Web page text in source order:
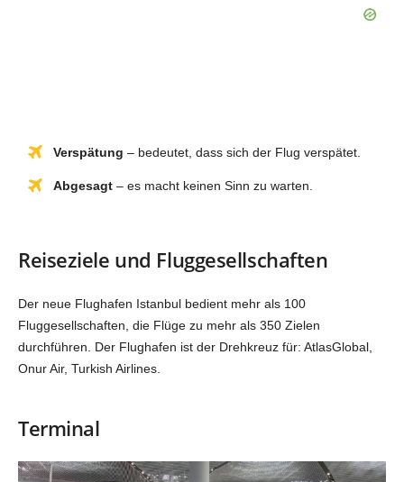
Verspätung – bedeutet, dass sich der Flug verspätet.
Abgesagt – es macht keinen Sinn zu warten.
Reiseziele und Fluggesellschaften
Der neue Flughafen Istanbul bedient mehr als 100
Fluggesellschaften, die Flüge zu mehr als 350 Zielen
durchführen. Der Flughafen ist der Drehkreuz für: AtlasGlobal,
Onur Air, Turkish Airlines.
Terminal